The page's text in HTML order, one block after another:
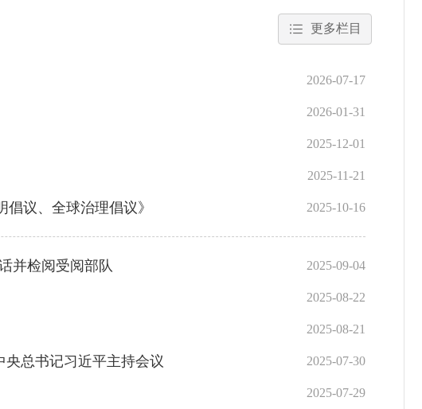
更多栏目
2026-07-17
2026-01-31
2025-12-01
2025-11-21
议、全球治理倡议》 2025-10-16
并检阅受阅部队 2025-09-04
2025-08-22
2025-08-21
总书记习近平主持会议 2025-07-30
2025-07-29